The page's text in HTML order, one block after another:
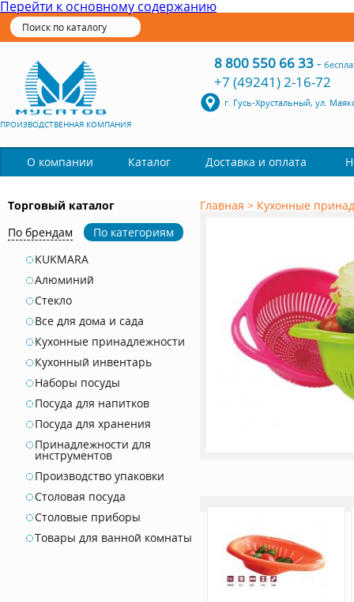
Перейти к основному содержанию
ПРОИЗВОДСТВЕННАЯ КОМПАНИЯ
8 800 550 66 33-
+7 (49241) 2-16-72
г. Гусь-Хрустальный, ул.
О компании Каталог Доставка и оплата
Торговый каталог
По брендам
По категориям
KUKMARA
Алюминий
Стекло
Все для дома и сада
Кухонные принадлежности
Кухонный инвентарь
Наборы посуды
Посуда для напитков
Посуда для хранения
Принадлежности для
инструментов
Производство упаковки
Столовая посуда
Столовые приборы
Товары для ванной комнаты
Главная > Кухонные